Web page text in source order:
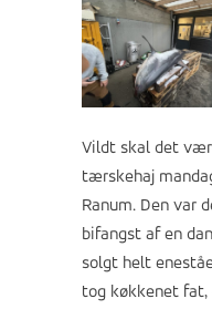
Vildt skal det
tærskehaj
Ranum. Den var
bifangst af en
solgt helt
tog køkkenet